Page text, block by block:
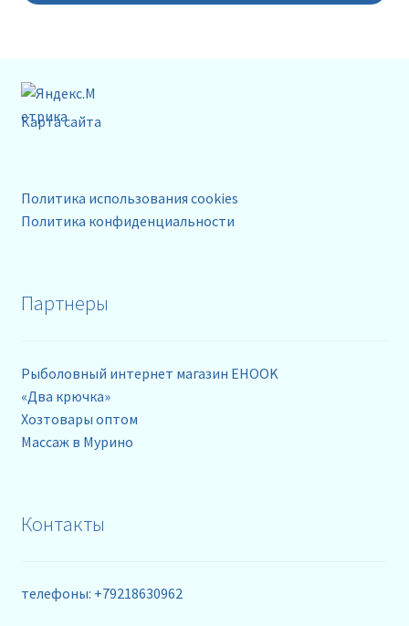
Карта сайта
Политика использования cookies
Политика конфиденциальности
Партнеры
Рыболовный интернет магазин EHOOK
«Два крючка»
Хозтовары оптом
Массаж в Мурино
Контакты
телефоны: +79218630962